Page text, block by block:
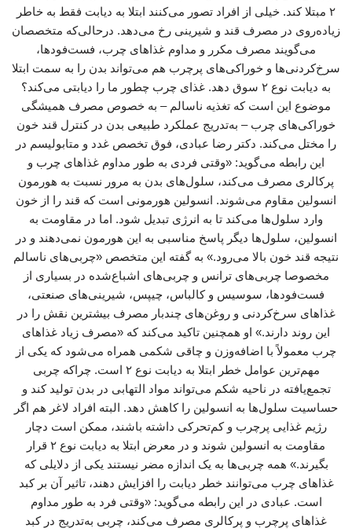
۲ مبتلا کند. خیلی از افراد تصور می‌کنند ابتلا به دیابت فقط به خاطر
زیاده‌روی در مصرف قند و شیرینی رخ می‌دهد. درحالی‌که متخصصان
می‌گویند مصرف مکرر و مداوم غذاهای چرب، فست‌فودها،
سرخ‌کردنی‌ها و خوراکی‌های پرچرب هم می‌تواند بدن را به سمت ابتلا
به دیابت نوع ۲ سوق دهد. غذای چرب چطور ما را دیابتی می‌کند؟
موضوع این است که تغذیه ناسالم – به خصوص مصرف همیشگی
خوراکی‌های چرب – به‌تدریج عملکرد طبیعی بدن در کنترل قند خون
را مختل می‌کند. دکتر رضا عبادی، فوق تخصص غدد و متابولیسم در
این رابطه می‌گوید: «وقتی فردی به‌ طور مداوم غذاهای چرب و
پرکالری مصرف می‌کند، سلول‌های بدن به ‌مرور نسبت به هورمون
انسولین مقاوم می‌شوند. انسولین هورمونی است که قند را از خون
وارد سلول‌ها می‌کند تا به انرژی تبدیل شود. اما در مقاومت به
انسولین، سلول‌ها دیگر پاسخ مناسبی به این هورمون نمی‌دهند و در
نتیجه قند خون بالا می‌رود.» به گفته این متخصص «چربی‌های ناسالم
مخصوصا چربی‌های ترانس و چربی‌های اشباع‌شده در بسیاری از
فست‌فودها، سوسیس و کالباس، چیپس، شیرینی‌های صنعتی،
غذاهای سرخ‌کردنی و روغن‌های چندبار مصرف بیشترین نقش را در
این روند دارند.» او همچنین تاکید می‌کند که «مصرف زیاد غذاهای
چرب معمولاً با اضافه‌وزن و چاقی شکمی همراه می‌شود که یکی از
مهم‌ترین عوامل خطر ابتلا به دیابت نوع ۲ است. چراکه چربی
تجمع‌یافته در ناحیه شکم می‌تواند مواد التهابی در بدن تولید کند و
حساسیت سلول‌ها به انسولین را کاهش دهد. البته افراد لاغر هم اگر
رژیم غذایی پرچرب و کم‌تحرکی داشته باشند، ممکن است دچار
مقاومت به انسولین شوند و در معرض ابتلا به دیابت نوع ۲ قرار
بگیرند.» همه چربی‌ها به یک اندازه مضر نیستند یکی از دلایلی که
غذاهای چرب می‌توانند خطر دیابت را افزایش دهند، تاثیر آن بر کبد
است. عبادی در این رابطه می‌گوید: «وقتی فرد به‌ طور مداوم
غذاهای پرچرب و پرکالری مصرف می‌کند، چربی به‌تدریج در کبد